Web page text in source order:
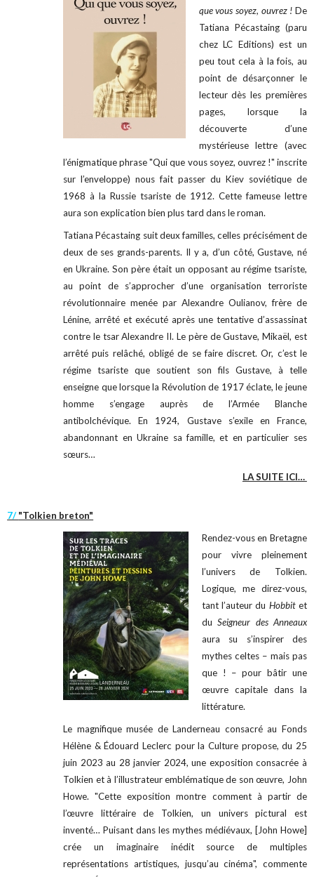
que vous soyez, ouvrez ! De
Tatiana Pécastaing (paru
chez LC Editions) est un
peu tout cela à la fois, au
point de désarçonner le
lecteur dès les premières
pages, lorsque la
découverte d’une
mystérieuse lettre (avec
l’énigmatique phrase "Qui que vous soyez, ouvrez !" inscrite
sur l’enveloppe) nous fait passer du Kiev soviétique de
1968 à la Russie tsariste de 1912. Cette fameuse lettre
aura son explication bien plus tard dans le roman.
Tatiana Pécastaing suit deux familles, celles précisément de
deux de ses grands-parents. Il y a, d’un côté, Gustave, né
en Ukraine. Son père était un opposant au régime tsariste,
au point de s’approcher d’une organisation terroriste
révolutionnaire menée par Alexandre Oulianov, frère de
Lénine, arrêté et exécuté après une tentative d’assassinat
contre le tsar Alexandre II. Le père de Gustave, Mikaël, est
arrêté puis relâché, obligé de se faire discret. Or, c’est le
régime tsariste que soutient son fils Gustave, à telle
enseigne que lorsque la Révolution de 1917 éclate, le jeune
homme s’engage auprès de l’Armée Blanche
antibolchévique. En 1924, Gustave s’exile en France,
abandonnant en Ukraine sa famille, et en particulier ses
sœurs…
LA SUITE ICI…
7/"Tolkien breton"
Rendez-vous en Bretagne
pour vivre pleinement
l’univers de Tolkien.
Logique, me direz-vous,
tant l’auteur du Hobbit et
duSeigneur des Anneaux
aura su s’inspirer des
mythes celtes – mais pas
que ! – pour bâtir une
œuvre capitale dans la
littérature.
Le magnifique musée de Landerneau consacré au Fonds
Hélène & Édouard Leclerc pour la Culture propose, du 25
juin 2023 au 28 janvier 2024, une exposition consacrée à
Tolkien et à l’illustrateur emblématique de son œuvre, John
Howe. "Cette exposition montre comment à partir de
l’œuvre littéraire de Tolkien, un univers pictural est
inventé… Puisant dans les mythes médiévaux, [John Howe]
crée un imaginaire inédit source de multiples
représentations artistiques, jusqu’au cinéma", commente